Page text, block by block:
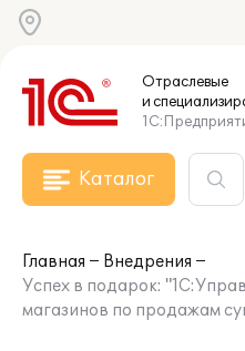
Отраслевые
и
Каталог
Главная
Внедрения
Успех в подарок:
магазинов по продажам